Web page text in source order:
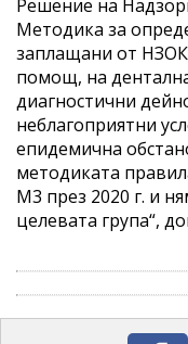
Решение на
Методика за
заплащани от
помощ, на
диагностични
неблагоприятни
епидемична
методиката
M3 през 2020 г. и
целевата група“,